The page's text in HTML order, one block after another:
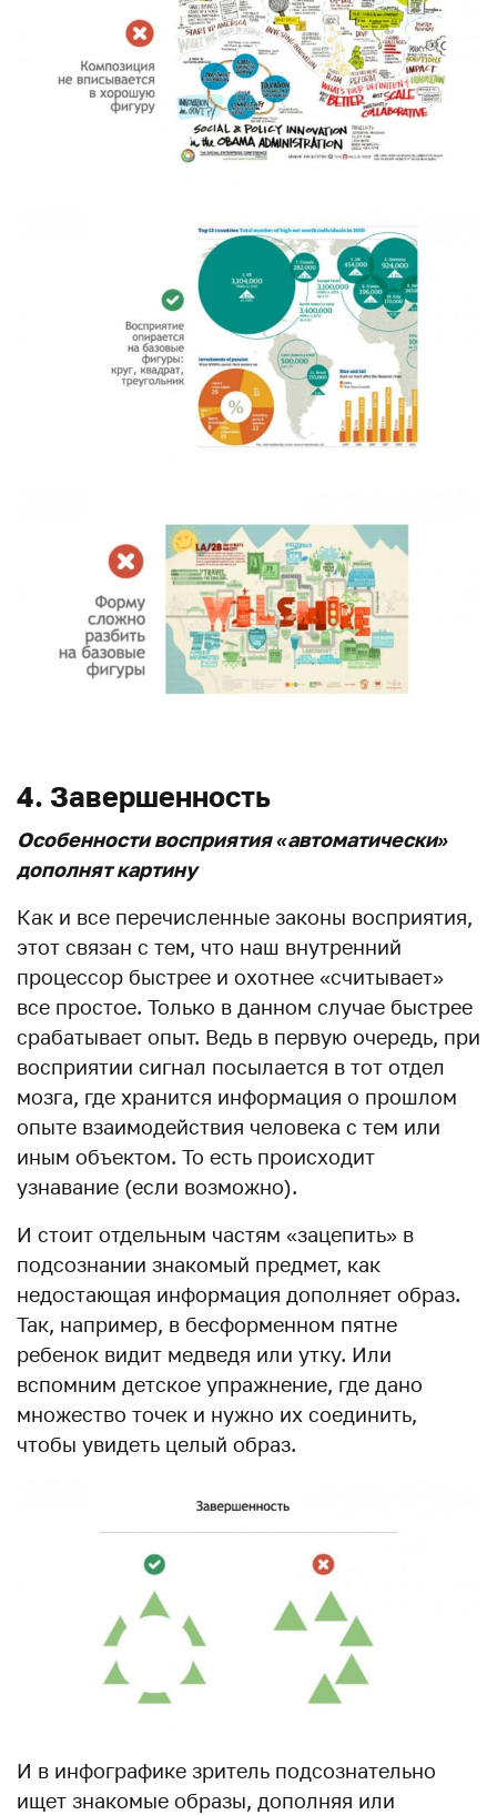
4. Завершенность
Особенности восприятия «автоматически»
дополнят картину
Как и все перечисленные законы восприятия,
этот связан с тем, что наш внутренний
процессор быстрее и охотнее «считывает»
все простое. Только в данном случае быстрее
срабатывает опыт. Ведь в первую очередь, при
восприятии сигнал посылается в тот отдел
мозга, где хранится информация о прошлом
опыте взаимодействия человека с тем или
иным объектом. То есть происходит
узнавание (если возможно).
И стоит отдельным частям «зацепить» в
подсознании знакомый предмет, как
недостающая информация дополняет образ.
Так, например, в бесформенном пятне
ребенок видит медведя или утку. Или
вспомним детское упражнение, где дано
множество точек и нужно их соединить,
чтобы увидеть целый образ.
И в инфографике зритель подсознательно
ищет знакомые образы, дополняя или